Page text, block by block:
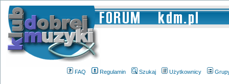
FAQ Regulamin Szukaj Użytkownicy